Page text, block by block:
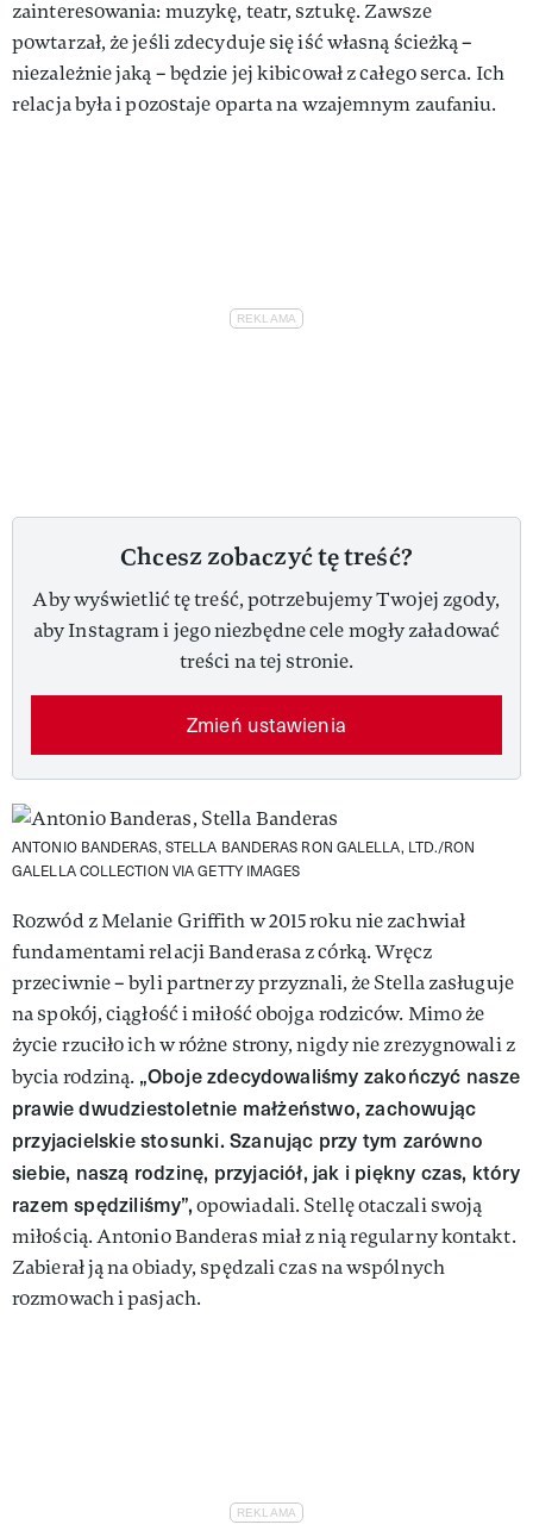
zainteresowania: muzykę, teatr, sztukę. Zawsze
powtarzał, że jeśli zdecyduje się iść własną ścieżką –
niezależnie jaką – będzie jej kibicował z całego serca. Ich
relacja była i pozostaje oparta na wzajemnym zaufaniu.
Chcesz zobaczyć tę treść?
Aby wyświetlić tę treść, potrzebujemy Twojej zgody,
aby Instagram i jego niezbędne cele mogły załadować
treści na tej stronie.
Zmień ustawienia
ANTONIO BANDERAS, STELLA BANDERAS RON GALELLA, LTD./RON
GALELLA COLLECTION VIA GETTY IMAGES
Rozwód z Melanie Griffith w 2015 roku nie zachwiał
fundamentami relacji Banderasa z córką. Wręcz
przeciwnie – byli partnerzy przyznali, że Stella zasługuje
na spokój, ciągłość i miłość obojga rodziców. Mimo że
życie rzuciło ich w różne strony, nigdy nie zrezygnowali z
bycia rodziną. „Oboje zdecydowaliśmy zakończyć nasze
prawie dwudziestoletnie małżeństwo, zachowując
przyjacielskie stosunki. Szanując przy tym zarówno
siebie, naszą rodzinę, przyjaciół, jak i piękny czas, który
razem spędziliśmy”,opowiadali. Stellę otaczali swoją
miłością. Antonio Banderas miał z nią regularny kontakt.
Zabierał ją na obiady, spędzali czas na wspólnych
rozmowach i pasjach.